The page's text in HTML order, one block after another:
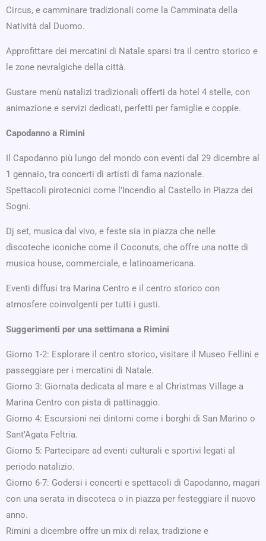
Circus, e camminare tradizionali come la Camminata della
Natività dal Duomo.
Approfittare dei mercatini di Natale sparsi tra il centro storico e
le zone nevralgiche della città.
Gustare menù natalizi tradizionali offerti da hotel 4 stelle, con
animazione e servizi dedicati, perfetti per famiglie e coppie.
Capodanno a Rimini
Il Capodanno più lungo del mondo con eventi dal 29 dicembre al
1 gennaio, tra concerti di artisti di fama nazionale.
Spettacoli pirotecnici come l’Incendio al Castello in Piazza dei
Sogni.
Dj set, musica dal vivo, e feste sia in piazza che nelle
discoteche iconiche come il Coconuts, che offre una notte di
musica house, commerciale, e latinoamericana.
Eventi diffusi tra Marina Centro e il centro storico con
atmosfere coinvolgenti per tutti i gusti.
Suggerimenti per una settimana a Rimini
Giorno 1-2: Esplorare il centro storico, visitare il Museo Fellini e
passeggiare per i mercatini di Natale.
Giorno 3: Giornata dedicata al mare e al Christmas Village a
Marina Centro con pista di pattinaggio.
Giorno 4: Escursioni nei dintorni come i borghi di San Marino o
Sant’Agata Feltria.
Giorno 5: Partecipare ad eventi culturali e sportivi legati al
periodo natalizio.
Giorno 6-7: Godersi i concerti e spettacoli di Capodanno, magari
con una serata in discoteca o in piazza per festeggiare il nuovo
anno.
Rimini a dicembre offre un mix di relax, tradizione e